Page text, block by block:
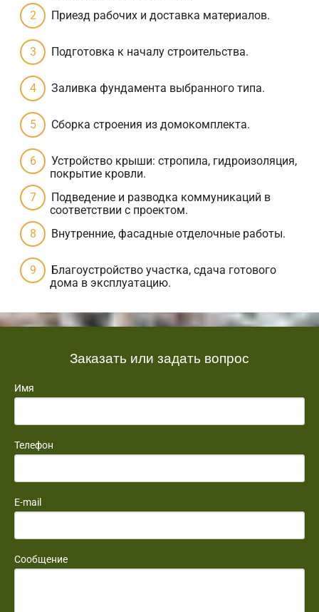
Приезд рабочих и доставка материалов.
Подготовка к началу строительства.
Заливка фундамента выбранного типа.
Сборка строения из домокомплекта.
Устройство крыши: стропила, гидроизоляция,
покрытие кровли.
Подведение и разводка коммуникаций в
соответствии с проектом.
Внутренние, фасадные отделочные работы.
Благоустройство участка, сдача готового
дома в эксплуатацию.
Заказать или задать вопрос
Имя
Телефон
E-mail
Сообщение